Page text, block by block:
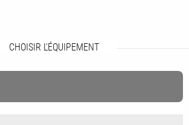
CHOISIR L'ÉQUIPEMENT